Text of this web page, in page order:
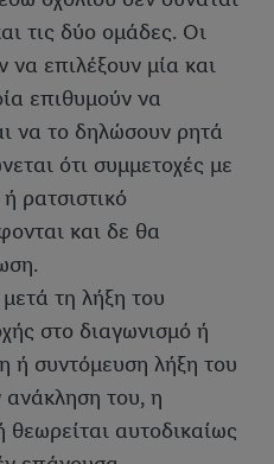
τις δύο ομάδες. Οι
να επιλέξουν μία και
επιθυμούν να
να το δηλώσουν ρητά
ότι συμμετοχές με
ρατσιστικό
και δε θα
μετά τη λήξη του
στο διαγωνισμό ή
ή συντόμευση λήξη του
ανάκληση του, η
αυτοδικαίως